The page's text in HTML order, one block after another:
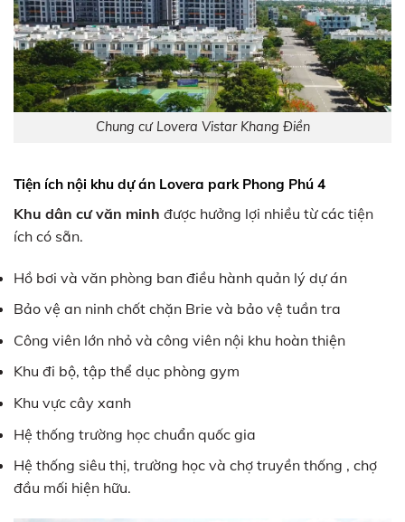
Chung cư Lovera Vistar Khang Điền
Tiện ích nội khu dự án Lovera park Phong Phú 4
Khu dân cư văn minh được hưởng lợi nhiều từ các tiện
ích có sẵn.
Hồ bơi và văn phòng ban điều hành quản lý dự án
Bảo vệ an ninh chốt chặn Brie và bảo vệ tuần tra
Công viên lớn nhỏ và công viên nội khu hoàn thiện
Khu đi bộ, tập thể dục phòng gym
Khu vực cây xanh
Hệ thống trường học chuẩn quốc gia
Hệ thống siêu thị, trường học và chợ truyền thống , chợ
đầu mối hiện hữu.